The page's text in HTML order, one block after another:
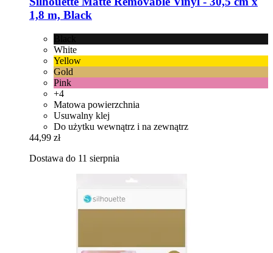
1,8 m, Black
White
Yellow
Gold
Pink
+4
Matowa powierzchnia
Usuwalny klej
Do użytku wewnątrz i na zewnątrz
44,99 zł
Dostawa do 11 sierpnia